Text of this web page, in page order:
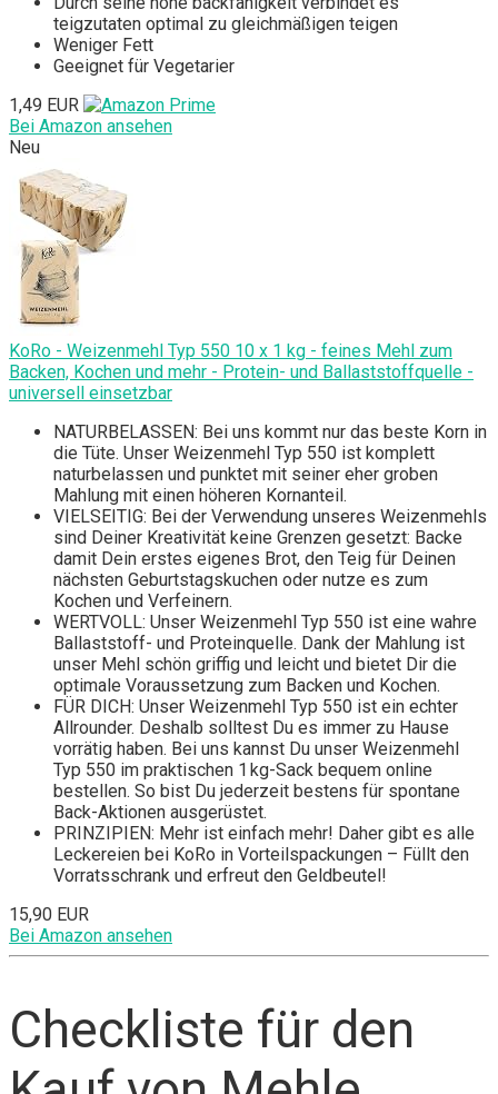
teigzutaten optimal zu gleichmäßigen teigen
Weniger Fett
Geeignet für Vegetarier
1,49 EUR
Bei Amazon ansehen
Neu
KoRo - Weizenmehl Typ 550 10 x 1 kg - feines Mehl zum
Backen, Kochen und mehr - Protein- und Ballaststoffquelle -
universell einsetzbar
NATURBELASSEN: Bei uns kommt nur das beste Korn in
die Tüte. Unser Weizenmehl Typ 550 ist komplett
naturbelassen und punktet mit seiner eher groben
Mahlung mit einen höheren Kornanteil.
VIELSEITIG: Bei der Verwendung unseres Weizenmehls
sind Deiner Kreativität keine Grenzen gesetzt: Backe
damit Dein erstes eigenes Brot, den Teig für Deinen
nächsten Geburtstagskuchen oder nutze es zum
Kochen und Verfeinern.
WERTVOLL: Unser Weizenmehl Typ 550 ist eine wahre
Ballaststoff- und Proteinquelle. Dank der Mahlung ist
unser Mehl schön griffig und leicht und bietet Dir die
optimale Voraussetzung zum Backen und Kochen.
FÜR DICH: Unser Weizenmehl Typ 550 ist ein echter
Allrounder. Deshalb solltest Du es immer zu Hause
vorrätig haben. Bei uns kannst Du unser Weizenmehl
Typ 550 im praktischen 1 kg-Sack bequem online
bestellen. So bist Du jederzeit bestens für spontane
Back-Aktionen ausgerüstet.
PRINZIPIEN: Mehr ist einfach mehr! Daher gibt es alle
Leckereien bei KoRo in Vorteilspackungen – Füllt den
Vorratsschrank und erfreut den Geldbeutel!
15,90 EUR
Bei Amazon ansehen
Checkliste für den